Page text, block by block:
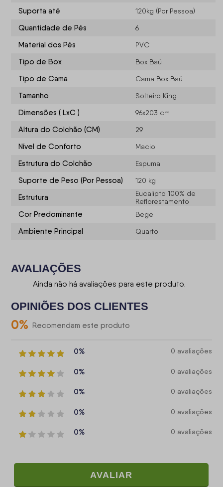
Suporta até 120kg (Por Pessoa)
Quantidade de Pés 6
Material dos Pés PVC
Tipo de Box Box Baú
Tipo de Cama Cama Box Baú
Tamanho Solteiro King
Dimensões ( LxC ) 96x203 cm
Altura do Colchão (CM) 29
Nível de Conforto Macio
Estrutura do Colchão Espuma
Suporte de Peso (Por Pessoa) 120 kg
Estrutura
Eucalipto 100% de
Reflorestamento
Cor Predominante Bege
Ambiente Principal Quarto
AVALIAÇÕES
Ainda não há avaliações para este produto.
OPINIÕES DOS CLIENTES
0% Recomendam este produto
0% 0 avaliações
0% 0 avaliações
0% 0 avaliações
0% 0 avaliações
0% 0 avaliações
AVALIAR